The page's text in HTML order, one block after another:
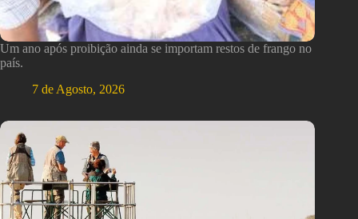
Um ano após proibição ainda se importam restos de frango no
país.
7 de Agosto, 2026